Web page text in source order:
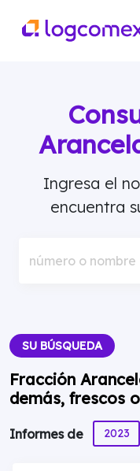
Ingresa el
encuentra
número o nombre
SU BÚSQUEDA
Fracción
demás, frescos
Informes de 2023